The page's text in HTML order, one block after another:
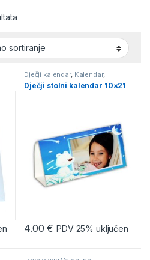
Dječji kalendar, Kalendar,
Kalendari
Dječji stolni kalendar 10×21
4.00€ PDV 25% uključen